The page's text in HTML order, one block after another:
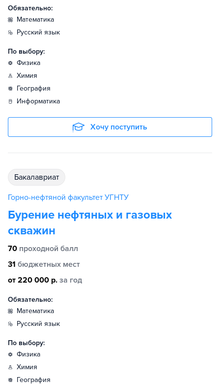
Обязательно:
математика
русский язык
По выбору:
физика
химия
география
информатика
Хочу поступить
бакалавриат
Горно-нефтяной факультет УГНТУ
Бурение нефтяных и газовых
скважин
70 проходной балл
31 бюджетных мест
от 220 000 р. за год
Обязательно:
математика
русский язык
По выбору:
физика
химия
география